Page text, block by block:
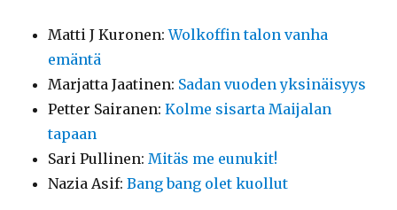
Matti J Kuronen:Wolkoffin talon vanha
emäntä
Marjatta Jaatinen: Sadan vuoden yksinäisyys
Petter Sairanen:Kolme sisarta Maijalan
tapaan
Sari Pullinen: Mitäs me eunukit!
Nazia Asif:Bang bang olet kuollut